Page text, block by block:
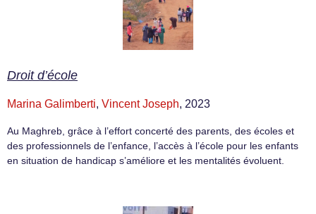
Droit d’école
Marina Galimberti, Vincent Joseph, 2023
Au Maghreb, grâce à l’effort concerté des parents, des écoles et
des professionnels de l’enfance, l’accès à l’école pour les enfants
en situation de handicap s’améliore et les mentalités évoluent.